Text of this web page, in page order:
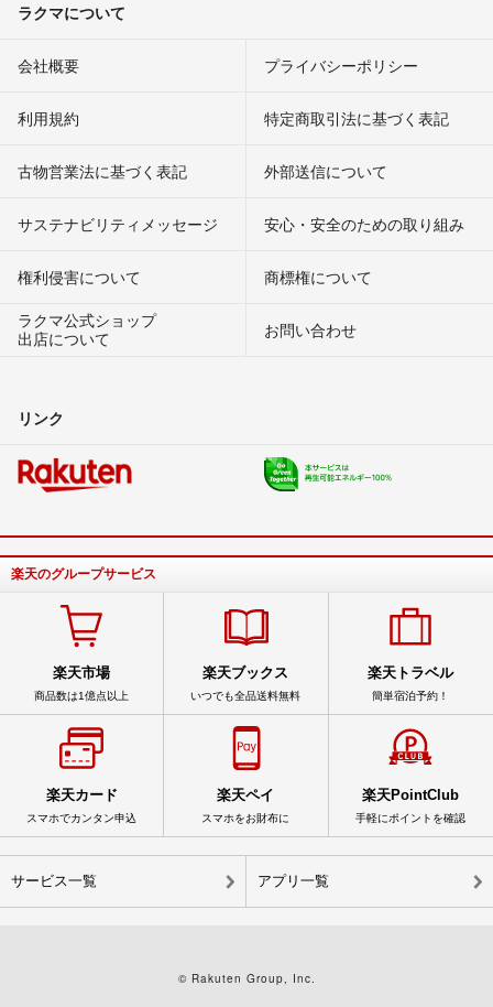
ラクマについて
会社概要 プライバシーポリシー
利用規約 特定商取引法に基づく表記
古物営業法に基づく表記 外部送信について
サステナビリティメッセージ 安心・安全のための取り組み
権利侵害について
商標権について
ラクマ公式ショップ
出店について
お問い合わせ
リンク
楽天のグループサービス
楽天市場
商品数は1億点以上
楽天ブックス
いつでも全品送料無料
楽天トラベル
簡単宿泊予約！
楽天カード
スマホでカンタン申込
楽天ペイ
スマホをお財布に
楽天PointClub
手軽にポイントを確認
サービス一覧 アプリ一覧
© Rakuten Group, Inc.